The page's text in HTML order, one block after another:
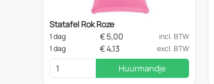
Statafel Rok Roze
1 dag €5,00
incl. BTW
1 dag
€4,13 excl. BTW
Huurmandje